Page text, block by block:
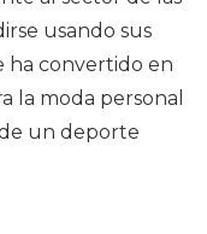
usando sus
ha convertido en
la moda personal
un deporte